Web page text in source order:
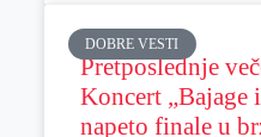
DOBRE VESTI
Pretposlednje
Koncert „Bajage
napeto finale u